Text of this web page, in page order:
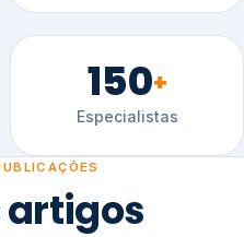
150+
Especialistas